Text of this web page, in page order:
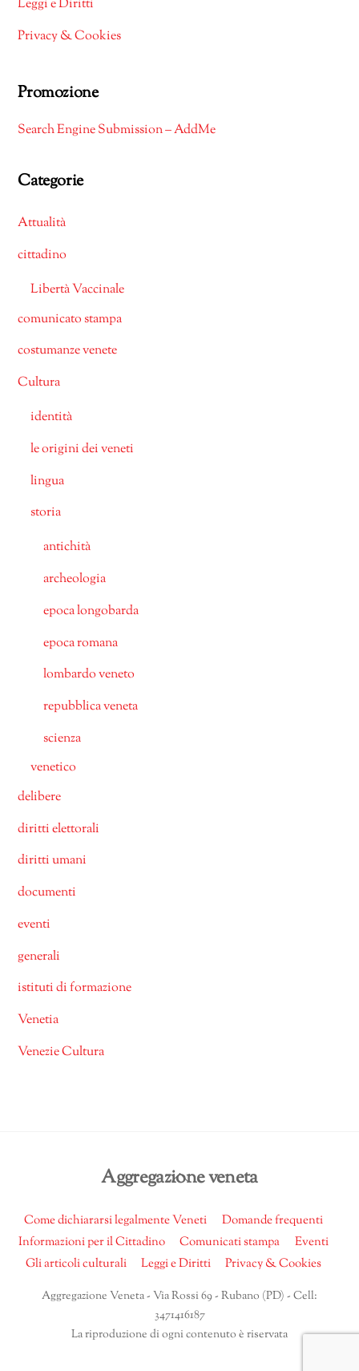
Leggi e Diritti
Privacy & Cookies
Promozione
Search Engine Submission – AddMe
Categorie
Attualità
cittadino
Libertà Vaccinale
comunicato stampa
costumanze venete
Cultura
identità
le origini dei veneti
lingua
storia
antichità
archeologia
epoca longobarda
epoca romana
lombardo veneto
repubblica veneta
scienza
venetico
delibere
diritti elettorali
diritti umani
documenti
eventi
generali
istituti di formazione
Venetia
Venezie Cultura
Back
Top
Aggregazione veneta
Come dichiararsi legalmente Veneti
Domande frequenti
Informazioni per il Cittadino
Comunicati stampa
Eventi
Gli articoli culturali
Leggi e Diritti Privacy & Cookies
Aggregazione Veneta - Via Rossi 69 - Rubano (PD) - Cell:
3471416187
La riproduzione di ogni contenuto è riservata